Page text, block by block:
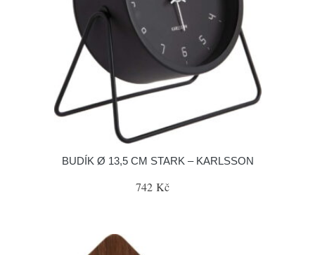
BUDÍK Ø 13,5 CM STARK – KARLSSON
742 Kč